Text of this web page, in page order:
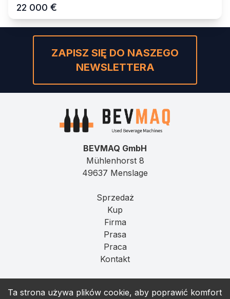
22 000 €
Ta strona używa plików cookie, aby poprawić komfort
ZAPISZ SIĘ DO NASZEGO
NEWSLETTERA
BEVMAQ GmbH
Mühlenhorst 8
49637 Menslage
Sprzedaż
Kup
Firma
Prasa
Praca
Kontakt
Prywatność